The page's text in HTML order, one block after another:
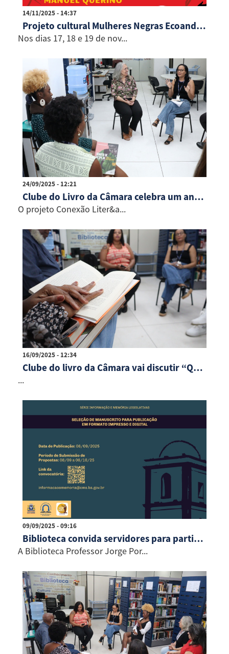
14/11/2025 - 14:37
Projeto cultural Mulheres Negras Ecoando promove atividades no Centro de Cultura
Nos dias 17, 18 e 19 de nov...
24/09/2025 - 12:21
Clube do Livro da Câmara celebra um ano com debate sobre “Quarto de Despejo”
O projeto Conexão Liter&a...
16/09/2025 - 12:34
Clube do livro da Câmara vai discutir “Quarto de Despejo”
...
09/09/2025 - 09:16
Biblioteca convida servidores para participação no livro “Informação e Memória Legislativas”
A Biblioteca Professor Jorge Por...